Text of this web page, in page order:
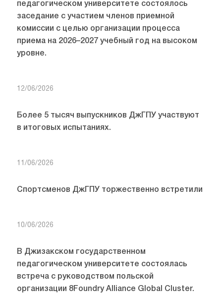
педагогическом университете состоялось
заседание с участием членов приемной
комиссии с целью организации процесса
приема на 2026–2027 учебный год на высоком
уровне.
12/06/2026
Более 5 тысяч выпускников ДжГПУ участвуют
в итоговых испытаниях.
11/06/2026
Спортсменов ДжГПУ торжественно встретили
10/06/2026
В Джизакском государственном
педагогическом университете состоялась
встреча с руководством польской
организации 8Foundry Alliance Global Cluster.